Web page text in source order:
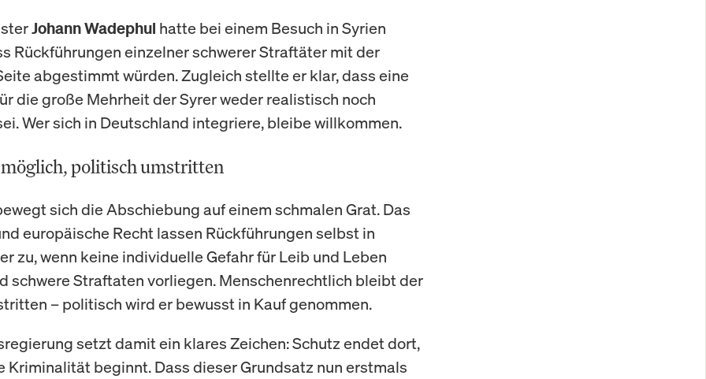
Johann Wadephul hatte bei einem Besuch in Syrien
Rückführungen einzelner schwerer Straftäter mit der
abgestimmt würden. Zugleich stellte er klar, dass eine
die große Mehrheit der Syrer weder realistisch noch
Wer sich in Deutschland integriere, bleibe willkommen.
politisch umstritten
sich die Abschiebung auf einem schmalen Grat. Das
europäische Recht lassen Rückführungen selbst in
zu, wenn keine individuelle Gefahr für Leib und Leben
schwere Straftaten vorliegen. Menschenrechtlich bleibt der
– politisch wird er bewusst in Kauf genommen.
setzt damit ein klares Zeichen: Schutz endet dort,
Kriminalität beginnt. Dass dieser Grundsatz nun erstmals